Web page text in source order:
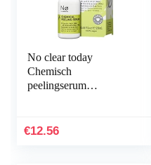
No clear today
Chemisch
peelingserum
vermindert roodheid en
€12.56